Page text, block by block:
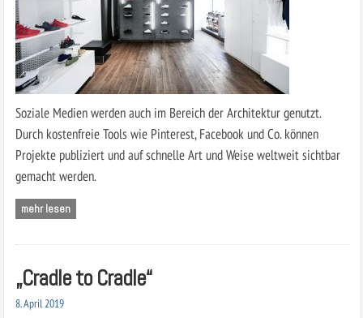
Soziale Medien werden auch im Bereich der Architektur genutzt.
Durch kostenfreie Tools wie Pinterest, Facebook und Co. können
Projekte publiziert und auf schnelle Art und Weise weltweit sichtbar
gemacht werden.
mehr lesen
„Cradle to Cradle“
8. April 2019